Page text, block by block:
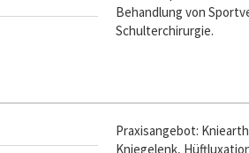
Behandlung von
Schulterchirurgie.
Praxisangebot:
Kniegelenk,